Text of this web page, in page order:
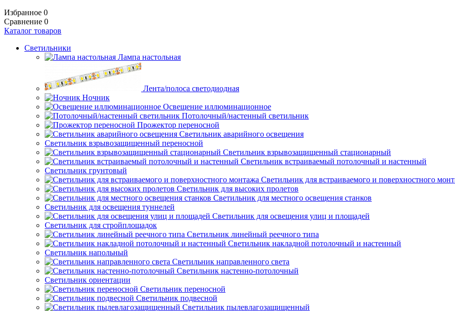
Избранное 0
Сравнение 0
Каталог товаров
Светильники
Лампа настольная
Лента/полоса светодиодная
Ночник
Освещение иллюминационное
Потолочный/настенный светильник
Прожектор переносной
Светильник аварийного освещения
Светильник взрывозащищенный переносной
Светильник взрывозащищенный стационарный
Светильник встраиваемый потолочный и настенный
Светильник грунтовый
Светильник для встраиваемого и поверхностного
Светильник для высоких пролетов
Светильник для местного освещения станков
Светильник для освещения туннелей
Светильник для освещения улиц и площадей
Светильник для стройплощадок
Светильник линейный реечного типа
Светильник накладной потолочный и настенный
Светильник напольный
Светильник направленного света
Светильник настенно-потолочный
Светильник ориентации
Светильник переносной
Светильник подвесной
Светильник пылевлагозащищенный